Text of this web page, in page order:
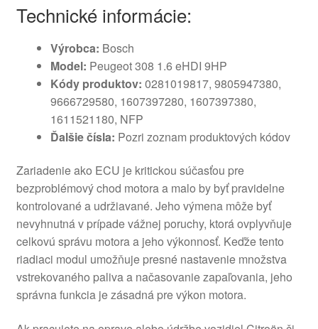
Technické informácie:
Výrobca: Bosch
Model: Peugeot 308 1.6 eHDI 9HP
Kódy produktov: 0281019817, 9805947380,
9666729580, 1607397280, 1607397380,
1611521180, NFP
Ďalšie čísla: Pozri zoznam produktových kódov
Zariadenie ako ECU je kritickou súčasťou pre
bezproblémový chod motora a malo by byť pravidelne
kontrolované a udržiavané. Jeho výmena môže byť
nevyhnutná v prípade vážnej poruchy, ktorá ovplyvňuje
celkovú správu motora a jeho výkonnosť. Keďže tento
riadiaci modul umožňuje presné nastavenie množstva
vstrekovaného paliva a načasovanie zapaľovania, jeho
správna funkcia je zásadná pre výkon motora.